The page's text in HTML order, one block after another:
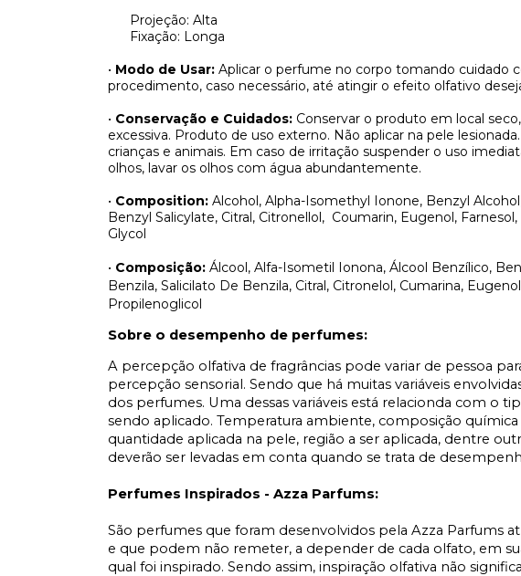
Projeção: Alta
Fixação: Longa
• Modo de Usar: Aplicar o perfume no corpo tomando cuidado
procedimento, caso necessário, até atingir o efeito olfativo
• Conservação e Cuidados: Conservar o produto em local
excessiva. Produto de uso externo. Não aplicar na pele
crianças e animais. Em caso de irritação suspender o uso
olhos, lavar os olhos com água abundantemente.
• Composition: Alcohol, Alpha-Isomethyl Ionone, Benzyl
Benzyl Salicylate, Citral, Citronellol, Coumarin, Eugenol,
Glycol
• Composição: Álcool, Alfa-Isometil Ionona, Álcool Benzílico,
Benzila, Salicilato De Benzila, Citral, Citronelol, Cumarina,
Propilenoglicol
Sobre o desempenho de perfumes:
A percepção olfativa de fragrâncias pode variar de pessoa
percepção sensorial. Sendo que há muitas variáveis
dos perfumes. Uma dessas variáveis está relacionda com o
sendo aplicado. Temperatura ambiente, composição
quantidade aplicada na pele, região a ser aplicada, dentre
deverão ser levadas em conta quando se trata de
Perfumes Inspirados - Azza Parfums:
São perfumes que foram desenvolvidos pela Azza Parfums
e que podem não remeter, a depender de cada olfato, em
qual foi inspirado. Sendo assim, inspiração olfativa não